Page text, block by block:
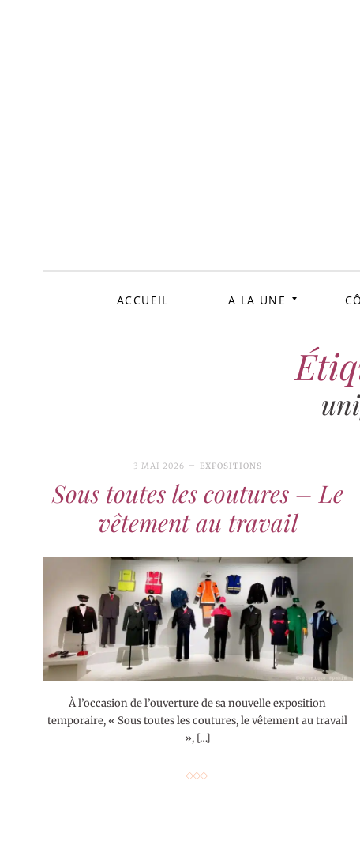
ACCUEIL A LA UNE
3 MAI 2026 EXPOSITIONS
Sous toutes les coutures – Le
vêtement au travail
À l’occasion de l’ouverture de sa nouvelle exposition
temporaire, « Sous toutes les coutures, le vêtement au travail
», […]